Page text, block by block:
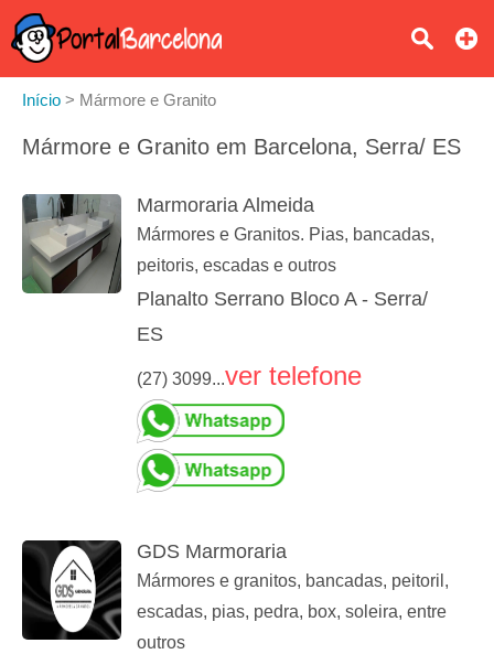
Início > Mármore e Granito
Mármore e Granito em Barcelona, Serra/ ES
Marmoraria Almeida
Mármores e Granitos. Pias, bancadas,
peitoris, escadas e outros
Planalto Serrano Bloco A - Serra/
ES
(27) 3099...ver telefone
GDS Marmoraria
Mármores e granitos, bancadas, peitoril,
escadas, pias, pedra, box, soleira, entre
outros